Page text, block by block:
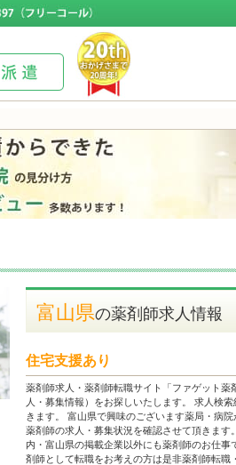
富山県の薬剤師求人情報
住宅支援あり
薬剤師求人・薬剤師転職サイト「ファゲット
人・募集情報）をお探しいたします。 求人検
きます。 富山県で興味のございます薬局・病
薬剤師の求人・募集状況を確認させて頂きます
内・富山県の掲載企業以外にも薬剤師のお仕
剤師として転職をお考えの方は是非薬剤師転